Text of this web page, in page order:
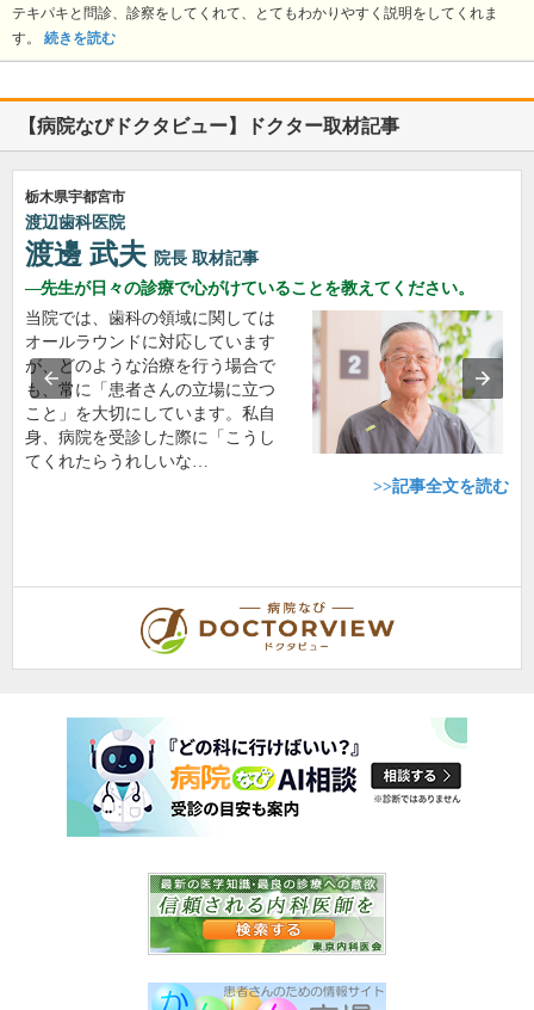
テキパキと問診、診察をしてくれて、とてもわかりやすく説明をしてくれま
す。 続きを読む
【病院なびドクタビュー】ドクター取材記事
栃木県宇都宮市
渡辺歯科医院
渡邊 武夫 院長 取材記事
先生が日々の診療で心がけていることを教えてください。
当院では、歯科の領域に関しては
オールラウンドに対応しています
が、どのような治療を行う場合で
も、常に「患者さんの立場に立つ
こと」を大切にしています。私自
身、病院を受診した際に「こうし
てくれたらうれしいな…
>>記事全文を読む